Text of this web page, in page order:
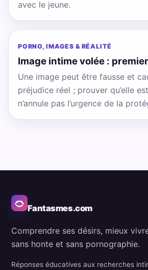
avec le jeune.
PORNO, IMAGES & RÉALITÉ
Image intime volée :
Une image peut être fausse et
préjudice réel ; prouver qu’elle
n’annule pas l’urgence de la
Fantasmes.com
Comprendre ses désirs, mieux
sans honte et sans pornographie.
Réponses éducatives aux recherches